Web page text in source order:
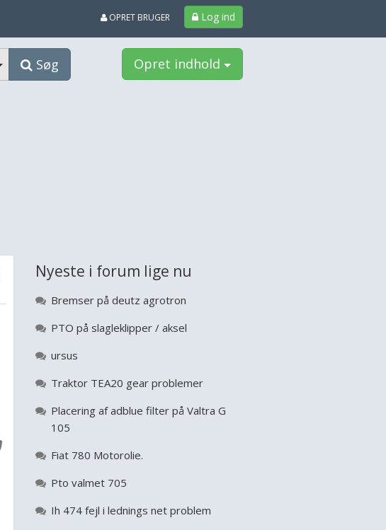
Log ind
OPRET BRUGER
Søg Opret indhold
Nyeste i forum lige nu
Bremser på deutz agrotron
PTO på slagleklipper / aksel
ursus
Traktor TEA20 gear problemer
Placering af adblue filter på Valtra G
105
Fiat 780 Motorolie.
Pto valmet 705
Ih 474 fejl i lednings net problem